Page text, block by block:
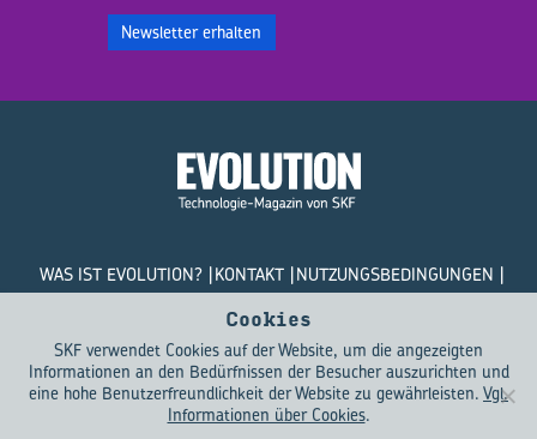
Newsletter erhalten
WAS IST EVOLUTION? KONTAKT NUTZUNGSBEDINGUNGEN
© SKF Evolution 2026
Cookies
SKF verwendet Cookies auf der Website, um die angezeigten
Informationen an den Bedürfnissen der Besucher auszurichten und
eine hohe Benutzerfreundlichkeit der Website zu gewährleisten. Vgl.
Informationen über Cookies.